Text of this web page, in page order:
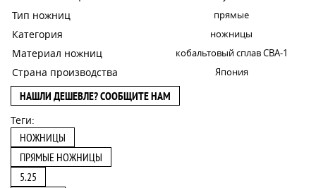
Тип ножниц прямые
Категория ножницы
Материал ножниц кобальтовый сплав CBA-1
Страна производства Япония
НАШЛИ ДЕШЕВЛЕ? СООБЩИТЕ НАМ
Теги:
НОЖНИЦЫ
ПРЯМЫЕ НОЖНИЦЫ
5.25